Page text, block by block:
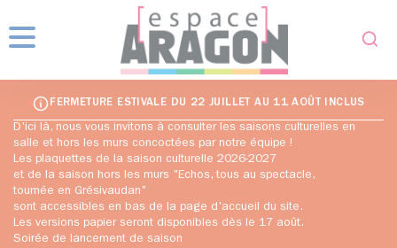
Menu
FERMETURE ESTIVALE DU 22 JUILLET AU 11 AOÛT INCLUS
D'ici là, nous vous invitons à consulter les saisons culturelles en
salle et hors les murs concoctées par notre équipe !
Les plaquettes de la saison culturelle 2026-2027
et de la saison hors les murs "Echos, tous au spectacle,
tournée en Grésivaudan"
sont accessibles en bas de la page d'accueil du site.
Les versions papier seront disponibles dès le 17 août.
Soirée de lancement de saison